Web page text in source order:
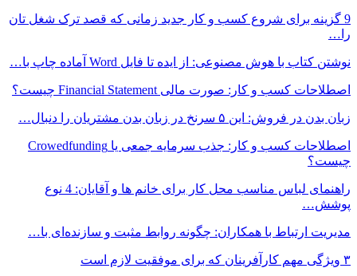
9 گزینه برای شروع کسب و کار جدید زمانی که قصد ترک شغل تان
را…
نوشتن کتاب با هوش مصنوعی: از ایده تا فایل Word آماده چاپ با…
اصطلاحات کسب و کار: صورت مالی Financial Statement چیست؟
زبان بدن در فروش: این ۵ سرنخ در زبان بدن مشتریان را دنبال…
اصطلاحات کسب و کار: جذب سرمایه‌ جمعی یا Crowedfunding
چیست؟
راهنمای لباس مناسب محل کار برای خانم ها و آقایان: 4 نوع
پوشش…
مدیریت ارتباط با همکاران: چگونه روابط مثبت و سازنده‌ای با…
۳ ویژگی مهم کارآفرینان که برای موفقیت لازم است